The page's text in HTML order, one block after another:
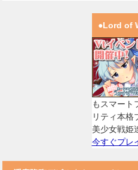
●Lord of
もスマート
リティ本格
美少女戦姫
今すぐプレ